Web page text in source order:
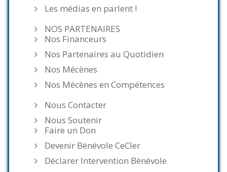
Les médias en parlent !
NOS PARTENAIRES
Nos Financeurs
Nos Partenaires au Quotidien
Nos Mécènes
Nos Mécènes en Compétences
Nous Contacter
Nous Soutenir
Faire un Don
Devenir Bénévole CeCler
Déclarer Intervention Bénévole